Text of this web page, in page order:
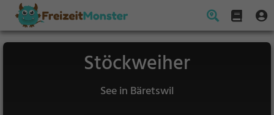
Stöckweiher
See in Bäretswil